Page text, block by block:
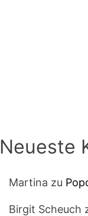
Neueste
Martina zu
Birgit Scheuch